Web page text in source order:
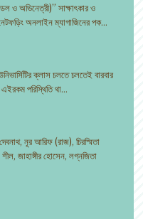
ও অভিনেত্রী)” সাক্ষাৎকার ও
অনলাইন ম্যাগাজিনের পক...
ক্লাস চলতে চলতেই বারবার
পরিস্থিতি থা...
নূর আরিফ (রাজ), চিরস্মিতা
শীল, জাহাঙ্গীর হোসেন, লগ্নজিতা